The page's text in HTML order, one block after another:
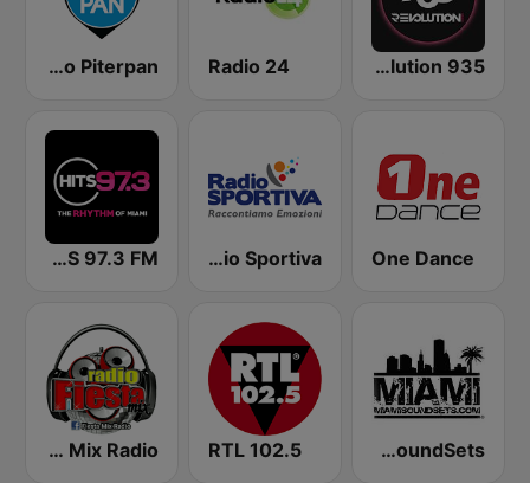
Revolution 935
Radio 24
Radio Piterpan
One Dance
Radio Sportiva
WFLC HITS 97.3 FM
Miami SoundSets
RTL 102.5
Fiesta Mix Radio